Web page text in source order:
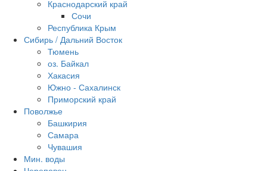
Краснодарский край
Сочи
Республика Крым
Сибирь / Дальний Восток
Тюмень
оз. Байкал
Хакасия
Южно - Сахалинск
Приморский край
Поволжье
Башкирия
Самара
Чувашия
Мин. воды